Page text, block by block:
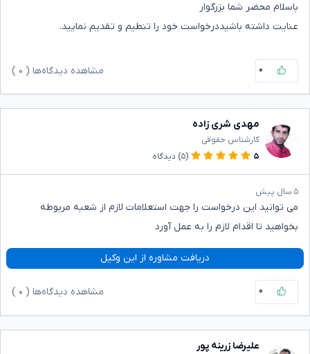
باسلام محضر شما بزرگوار
عنایت داشته باشیددرخواست خود را تنطیم و تقدیم نمایید.
۰ مشاهده دیدگاه‌ها ( ۰
مهدی شری زاده
کارشناس حقوقی
۵
(۵) دیدگاه
۵ سال پیش
می توانید این درخواست را جهت استعلامات لازم از شعبه مربوطه
بخواهید تا اقدام لازم را به عمل آورد
دریافت مشاوره از این وکیل
۰ مشاهده دیدگاه‌ها ( ۰
علیرضا زرینه پور